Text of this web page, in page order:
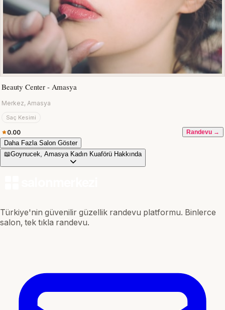
Beauty Center - Amasya
Merkez, Amasya
Saç Kesimi
0.00 Randevu →
Daha Fazla Salon Göster
📖Goynucek, Amasya Kadın Kuaförü Hakkında
Türkiye'nin güvenilir güzellik randevu platformu. Binlerce
salon, tek tıkla randevu.